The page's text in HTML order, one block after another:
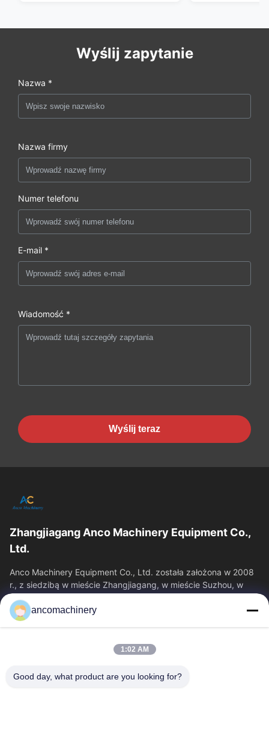
Wyślij zapytanie
Nazwa *
Nazwa firmy
Numer telefonu
E-mail *
Wiadomość *
Wyślij teraz
Zhangjiagang Anco Machinery Equipment Co.,
Ltd.
Anco Machinery Equipment Co., Ltd. została założona w 2008
r., z siedzibą w mieście Zhangjiagang, w mieście Suzhou, w
prowincji Jiangsu.
Szybkie Linki
O Nas
Wycieczka Po Fabryce
Kontrola Jakości
ancomachinery
1:02 AM
Good day, what product are you looking for?